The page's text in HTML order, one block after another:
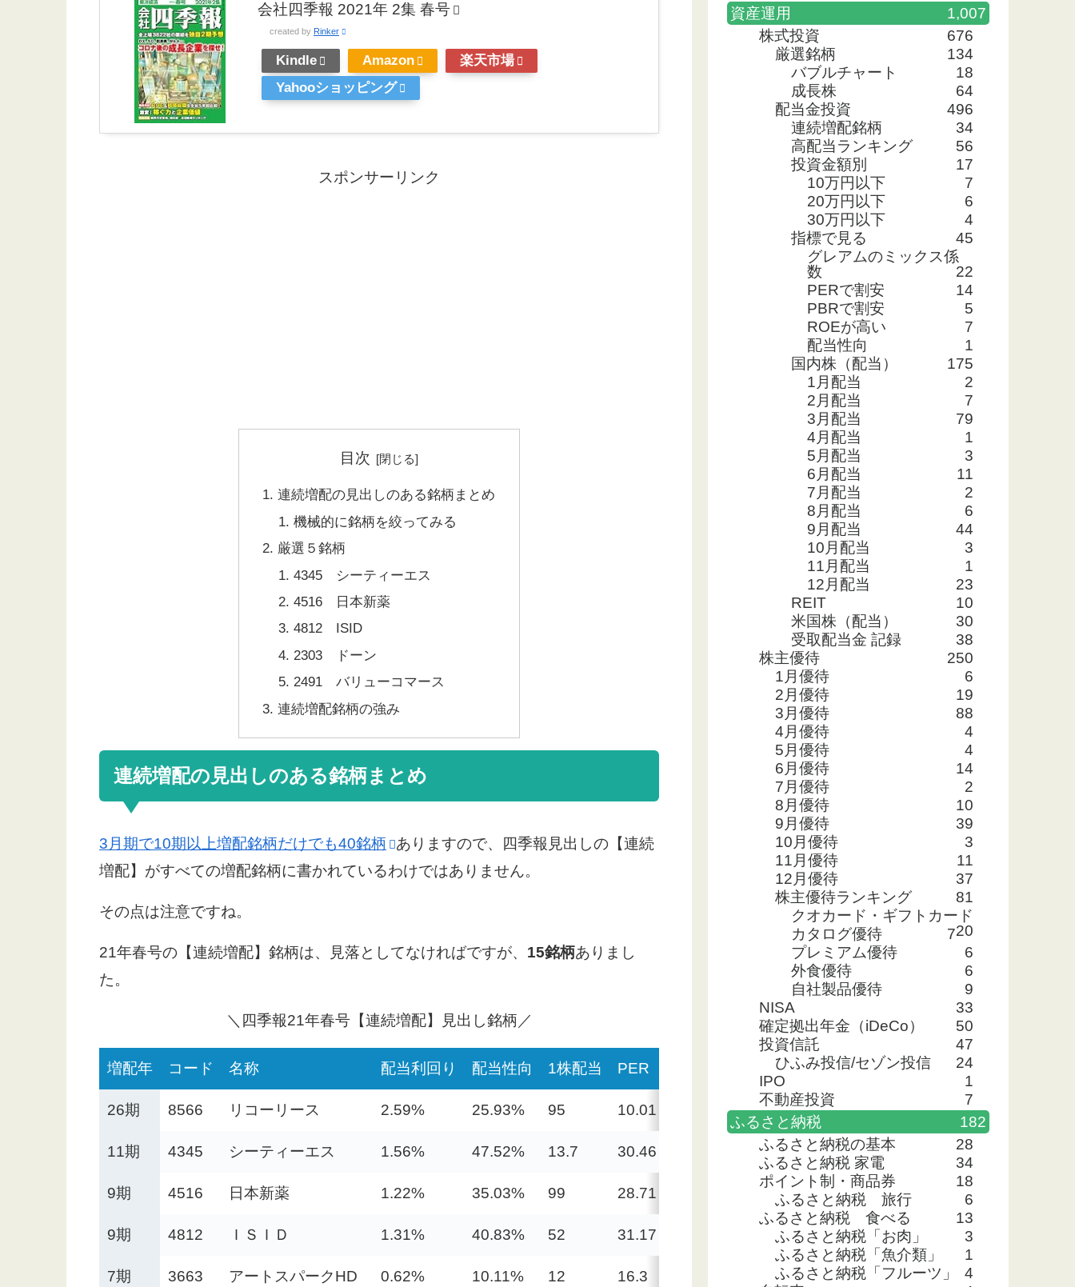
会社四季報 2021年 2集 春号
created by Rinker
Kindle Amazon
楽天市場
Yahooショッピング
スポンサーリンク
目次
連続増配の見出しのある銘柄まとめ
機械的に銘柄を絞ってみる
厳選５銘柄
4345 シーティーエス
4516 日本新薬
4812 ISID
2303 ドーン
2491 バリューコマース
連続増配銘柄の強み
連続増配の見出しのある銘柄まとめ
3月期で10期以上増配銘柄だけでも40銘柄
ありますので、四季報見出しの【連続
増配】がすべての増配銘柄に書かれているわけではありません。
その点は注意ですね。
21年春号の【連続増配】銘柄は、見落としてなければですが、 15銘柄ありまし
た。
＼四季報21年春号【連続増配】見出し銘柄／
増配年 コード 名称 配当利回り 配当性向 1株配当 PER
26期 8566 リコーリース 2.59% 25.93% 95 10.01 6.64%
11期 4345 シーティーエス 1.56% 47.52% 13.7 30.46 16.68%
9期 4516 日本新薬 1.22% 35.03% 99 28.71 12.03%
9期 4812 ＩＳＩＤ 1.31% 40.83% 52 31.17
7期 3663 アートスパークHD 0.62% 10.11% 12 16.3 -11.13%
資産運用
1,007
株式投資
676
厳選銘柄
134
バブルチャート
18
成長株
64
配当金投資
496
連続増配銘柄
34
高配当ランキング
56
投資金額別
17
10万円以下
7
20万円以下
6
30万円以下
4
指標で見る
45
グレアムのミックス係
数
22
PERで割安
14
PBRで割安
5
ROEが高い
7
配当性向
1
国内株（配当）
175
1月配当
2
2月配当
7
3月配当
79
4月配当
1
5月配当
3
6月配当
11
7月配当
2
8月配当
6
9月配当
44
10月配当
3
11月配当
1
12月配当
23
REIT
10
米国株（配当）
30
受取配当金 記録
38
株主優待
250
1月優待
6
2月優待
19
3月優待
88
4月優待
4
5月優待
4
6月優待
14
7月優待
2
8月優待
10
9月優待
39
10月優待
3
11月優待
11
12月優待
37
株主優待ランキング
81
クオカード・ギフトカード
20
カタログ優待
7
プレミアム優待
6
外食優待
6
自社製品優待
9
NISA
33
確定拠出年金（iDeCo）
50
投資信託
47
ひふみ投信/セゾン投信
24
IPO
1
不動産投資
7
ふるさと納税
182
ふるさと納税の基本
28
ふるさと納税 家電
34
ポイント制・商品券
18
ふるさと納税 旅行
6
ふるさと納税 食べる
13
ふるさと納税「お肉」
3
ふるさと納税「魚介類」
1
ふるさと納税「フルーツ」
4